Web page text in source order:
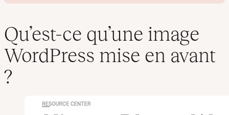
Qu’est-ce qu’une image
WordPress mise en avant
?